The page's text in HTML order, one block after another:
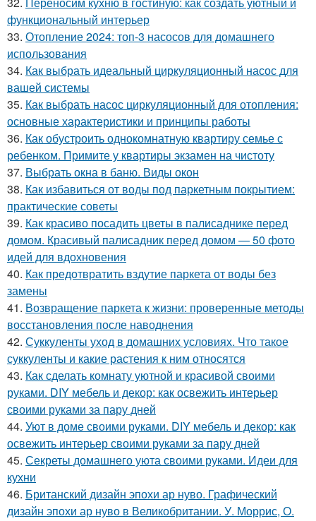
функциональный интерьер
33. Отопление 2024: топ-3 насосов для домашнего
использования
34. Как выбрать идеальный циркуляционный насос для
вашей системы
35. Как выбрать насос циркуляционный для отопления:
основные характеристики и принципы работы
36. Как обустроить однокомнатную квартиру семье с
ребенком. Примите у квартиры экзамен на чистоту
37. Выбрать окна в баню. Виды окон
38. Как избавиться от воды под паркетным покрытием:
практические советы
39. Как красиво посадить цветы в палисаднике перед
домом. Красивый палисадник перед домом — 50 фото
идей для вдохновения
40. Как предотвратить вздутие паркета от воды без
замены
41. Возвращение паркета к жизни: проверенные методы
восстановления после наводнения
42. Суккуленты уход в домашних условиях. Что такое
суккуленты и какие растения к ним относятся
43. Как сделать комнату уютной и красивой своими
руками. DIY мебель и декор: как освежить интерьер
своими руками за пару дней
44. Уют в доме своими руками. DIY мебель и декор: как
освежить интерьер своими руками за пару дней
45. Секреты домашнего уюта своими руками. Идеи для
кухни
46. Британский дизайн эпохи ар нуво. Графический
дизайн эпохи ар нуво в Великобритании. У. Моррис, О.